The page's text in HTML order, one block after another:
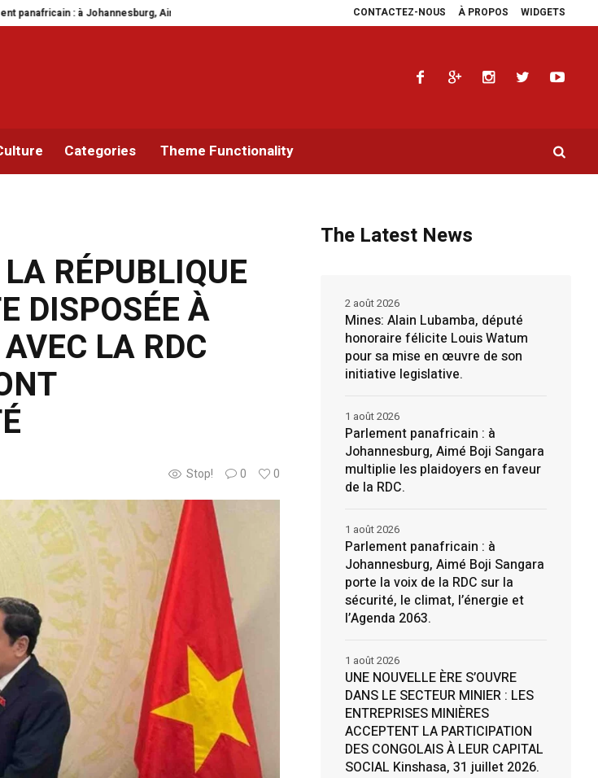
CONTACTEZ-NOUS À PROPOS WIDGETS
Boji Sangara multiplie les plaidoyers en faveur de la RDC. Parlement panafricain : à Johannesburg, Aimé Boji Sangara
Categories Theme Functionality
RÉPUBLIQUE
DISPOSÉE À
LA RDC
Stop! 0 0
The Latest News
Mines: Alain Lubamba, député
honoraire félicite Louis Watum
pour sa mise en œuvre de son
initiative legislative.
2 août 2026
Parlement panafricain : à
Johannesburg, Aimé Boji Sangara
multiplie les plaidoyers en faveur
de la RDC.
1 août 2026
Parlement panafricain : à
Johannesburg, Aimé Boji Sangara
porte la voix de la RDC sur la
sécurité, le climat, l’énergie et
l’Agenda 2063.
1 août 2026
UNE NOUVELLE ÈRE S’OUVRE
DANS LE SECTEUR MINIER : LES
ENTREPRISES MINIÈRES
ACCEPTENT LA PARTICIPATION
DES CONGOLAIS À LEUR CAPITAL
SOCIAL Kinshasa, 31 juillet 2026.
1 août 2026